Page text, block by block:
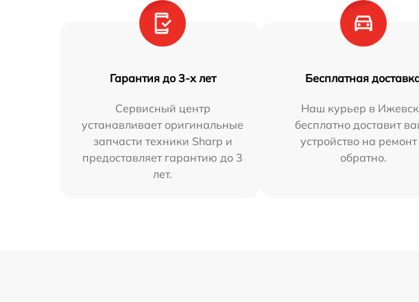
Гарантия до 3-х лет
Сервисный центр
устанавливает оригинальные
запчасти техники Sharp и
предоставляет гарантию до 3
лет.
Бесплатная
Наш курьер в
бесплатно доставит
устройство на ремонт
обратно.